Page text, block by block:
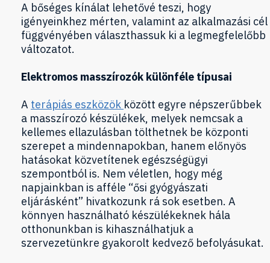
A bőséges kínálat lehetővé teszi, hogy
igényeinkhez mérten, valamint az alkalmazási cél
függvényében választhassuk ki a legmegfelelőbb
változatot.
Elektromos masszírozók különféle típusai
A terápiás eszközök között egyre népszerűbbek
a masszírozó készülékek, melyek nemcsak a
kellemes ellazulásban tölthetnek be központi
szerepet a mindennapokban, hanem előnyös
hatásokat közvetítenek egészségügyi
szempontból is. Nem véletlen, hogy még
napjainkban is afféle “ősi gyógyászati
eljárásként” hivatkozunk rá sok esetben. A
könnyen használható készülékeknek hála
otthonunkban is kihasználhatjuk a
szervezetünkre gyakorolt kedvező befolyásukat.